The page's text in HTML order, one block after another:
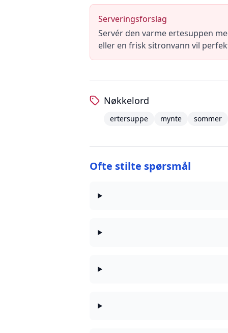
Serveringsforslag
Servér den varme ertesuppen
eller en frisk sitronvann vil
Nøkkelord
ertersuppe mynte sommer
Ofte stilte spørsmål